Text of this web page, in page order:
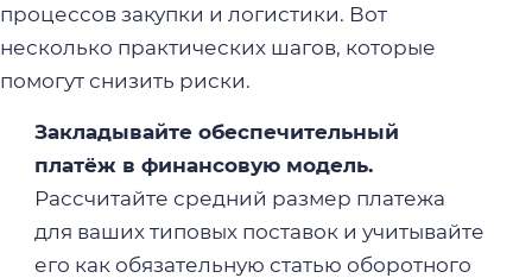
процессов закупки и логистики. Вот
несколько практических шагов, которые
помогут снизить риски.
Закладывайте обеспечительный
платёж в финансовую модель.
Рассчитайте средний размер платежа
для ваших типовых поставок и учитывайте
его как обязательную статью оборотного